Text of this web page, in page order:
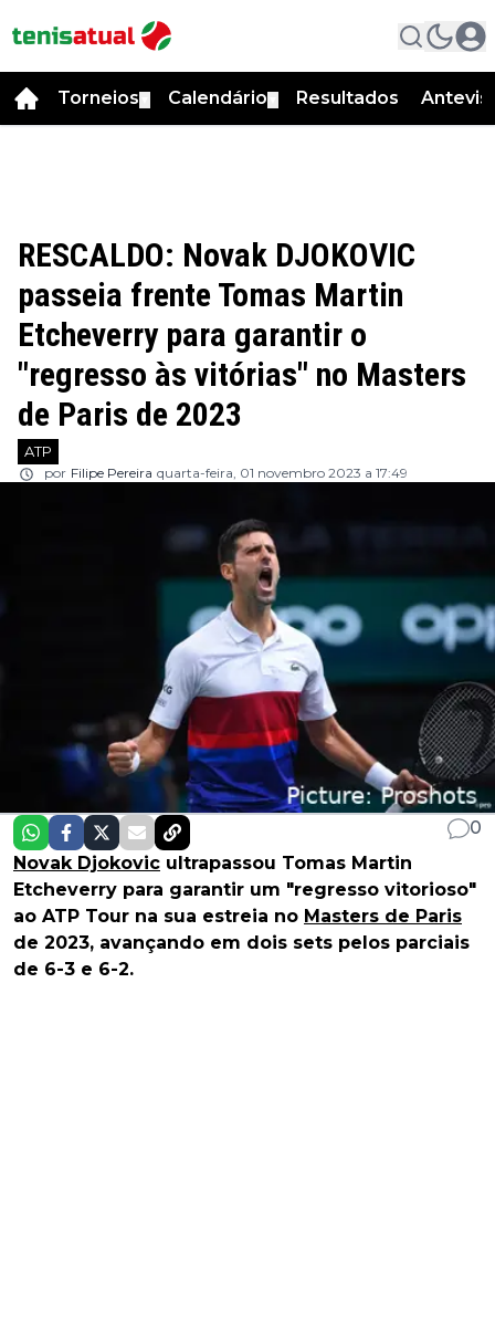
Torneios Calendário Resultados
RESCALDO: Novak DJOKOVIC
passeia frente Tomas Martin
Etcheverry para garantir o
"regresso às vitórias" no Masters
de Paris de 2023
ATP
por Filipe Pereira quarta-feira, 01 novembro 2023 a 17:49
0
Novak Djokovic ultrapassou Tomas Martin
Etcheverry para garantir um "regresso vitorioso"
ao ATP Tour na sua estreia no Masters de Paris
de 2023, avançando em dois sets pelos parciais
de 6-3 e 6-2.